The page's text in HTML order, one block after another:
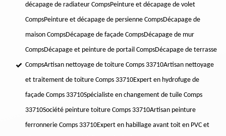
décapage de radiateur CompsPeinture et décapage de volet
CompsPeinture et décapage de persienne CompsDécapage de
maison CompsDécapage de façade CompsDécapage de mur
CompsDécapage et peinture de portail CompsDécapage de terrasse
CompsArtisan nettoyage de toiture Comps 33710Artisan nettoyage
et traitement de toiture Comps 33710Expert en hydrofuge de
façade Comps 33710Spécialiste en changement de tuile Comps
33710Société peinture toiture Comps 33710Artisan peinture
ferronnerie Comps 33710Expert en habillage avant toit en PVC et